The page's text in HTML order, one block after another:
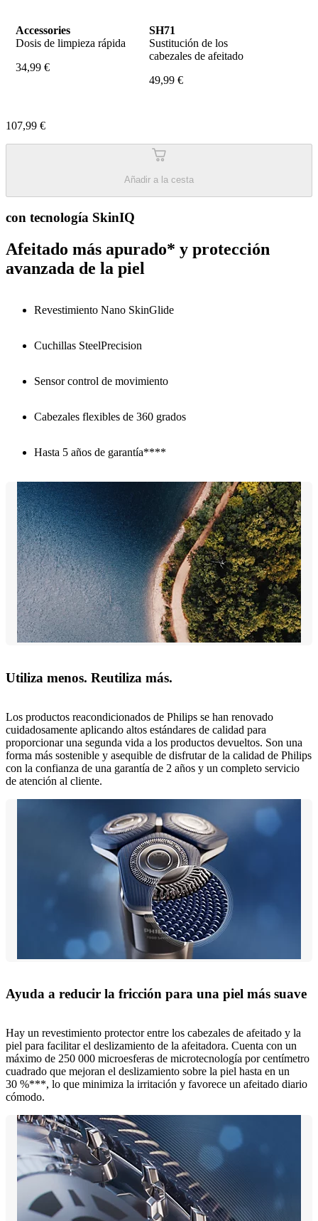
Accessories
Dosis de limpieza rápida
34,99 €
SH71
Sustitución de los
cabezales de afeitado
49,99 €
107,99 €
Añadir a la cesta
con tecnología SkinIQ
Afeitado más apurado* y protección
avanzada de la piel
Revestimiento Nano SkinGlide
Cuchillas SteelPrecision
Sensor control de movimiento
Cabezales flexibles de 360 grados
Hasta 5 años de garantía****
Utiliza menos. Reutiliza más.
Los productos reacondicionados de Philips se han renovado
cuidadosamente aplicando altos estándares de calidad para
proporcionar una segunda vida a los productos devueltos. Son una
forma más sostenible y asequible de disfrutar de la calidad de Philips
con la confianza de una garantía de 2 años y un completo servicio
de atención al cliente.
Ayuda a reducir la fricción para una piel más suave
Hay un revestimiento protector entre los cabezales de afeitado y la
piel para facilitar el deslizamiento de la afeitadora. Cuenta con un
máximo de 250 000 microesferas de microtecnología por centímetro
cuadrado que mejoran el deslizamiento sobre la piel hasta en un
30 %***, lo que minimiza la irritación y favorece un afeitado diario
cómodo.